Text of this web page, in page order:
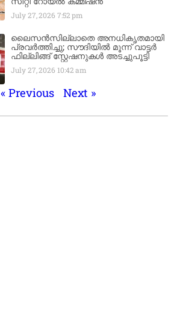
July 27, 2026 7:52 pm
ലൈസൻസില്ലാതെ അനധികൃതമായി
പ്രവർത്തിച്ചു; സൗദിയിൽ മൂന്ന് വാട്ടർ
ഫില്ലിങ്ങ് സ്റ്റേഷനുകൾ അടച്ചുപൂട്ടി
July 27, 2026 10:42 am
« Previous Next »